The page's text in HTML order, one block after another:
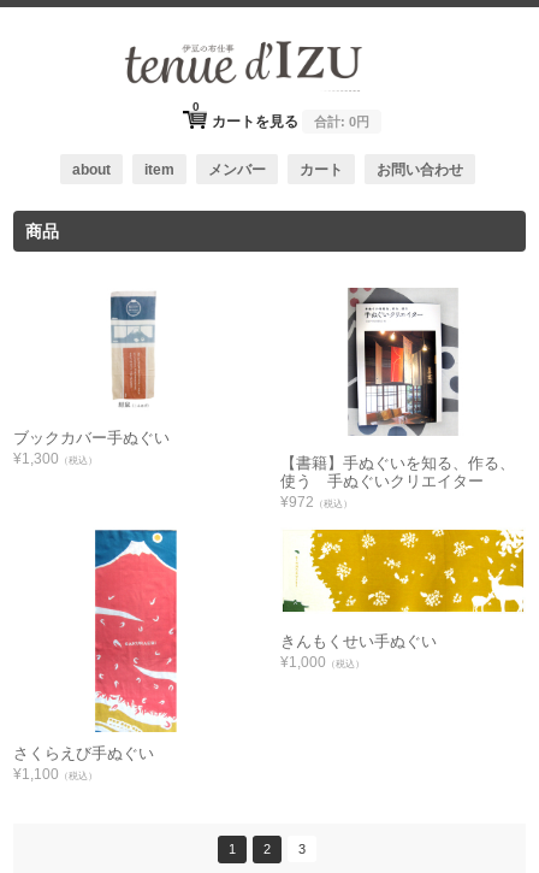
カートを見る
0
合計: 0円
about item メンバー カート お問い合わせ
商品
ブックカバー手ぬぐい
¥1,300 （税込）
【書籍】手ぬぐいを知る、作る、
使う 手ぬぐいクリエイター
¥972 （税込）
さくらえび手ぬぐい
¥1,100 （税込）
きんもくせい手ぬぐい
¥1,000 （税込）
1 2 3